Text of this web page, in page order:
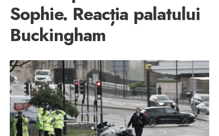
Sophie. Reacția palatului
Buckingham